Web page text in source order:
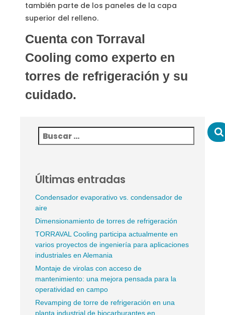
también parte de los paneles de la capa
superior del relleno.
Cuenta con Torraval
Cooling como experto en
torres de refrigeración y su
cuidado.
Últimas entradas
Condensador evaporativo vs. condensador de
aire
Dimensionamiento de torres de refrigeración
TORRAVAL Cooling participa actualmente en
varios proyectos de ingeniería para aplicaciones
industriales en Alemania
Montaje de virolas con acceso de
mantenimiento: una mejora pensada para la
operatividad en campo
Revamping de torre de refrigeración en una
planta industrial de biocarburantes en